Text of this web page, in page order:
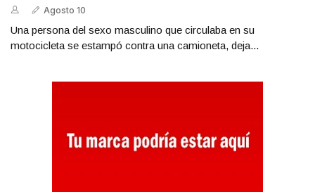
Agosto 10
Una persona del sexo masculino que circulaba en su
motocicleta se estampó contra una camioneta, deja...